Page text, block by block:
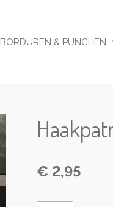
BORDUREN & PUNCHEN
€ 2,95